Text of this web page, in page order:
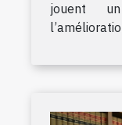
jouent